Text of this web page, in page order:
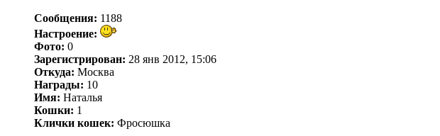
Сообщения: 1188
Настроение:
Фото: 0
Зарегистрирован: 28 янв 2012, 15:06
Откуда: Москва
Награды: 10
Имя: Наталья
Кошки: 1
Клички кошек: Фросюшка